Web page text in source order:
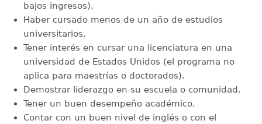
bajos ingresos).
Haber cursado menos de un año de estudios
universitarios.
Tener interés en cursar una licenciatura en una
universidad de Estados Unidos (el programa no
aplica para maestrías o doctorados).
Demostrar liderazgo en su escuela o comunidad.
Tener un buen desempeño académico.
Contar con un buen nivel de inglés o con el